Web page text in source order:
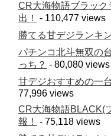
CR大海物語ブラッ
出！
- 110,477 views
勝てる甘デジランキ
パチンコ北斗無双の
っち？ - 80,080 views
甘デジおすすめの一
77,996 views
CR大海物語BLACK(
報！
- 75,118 views